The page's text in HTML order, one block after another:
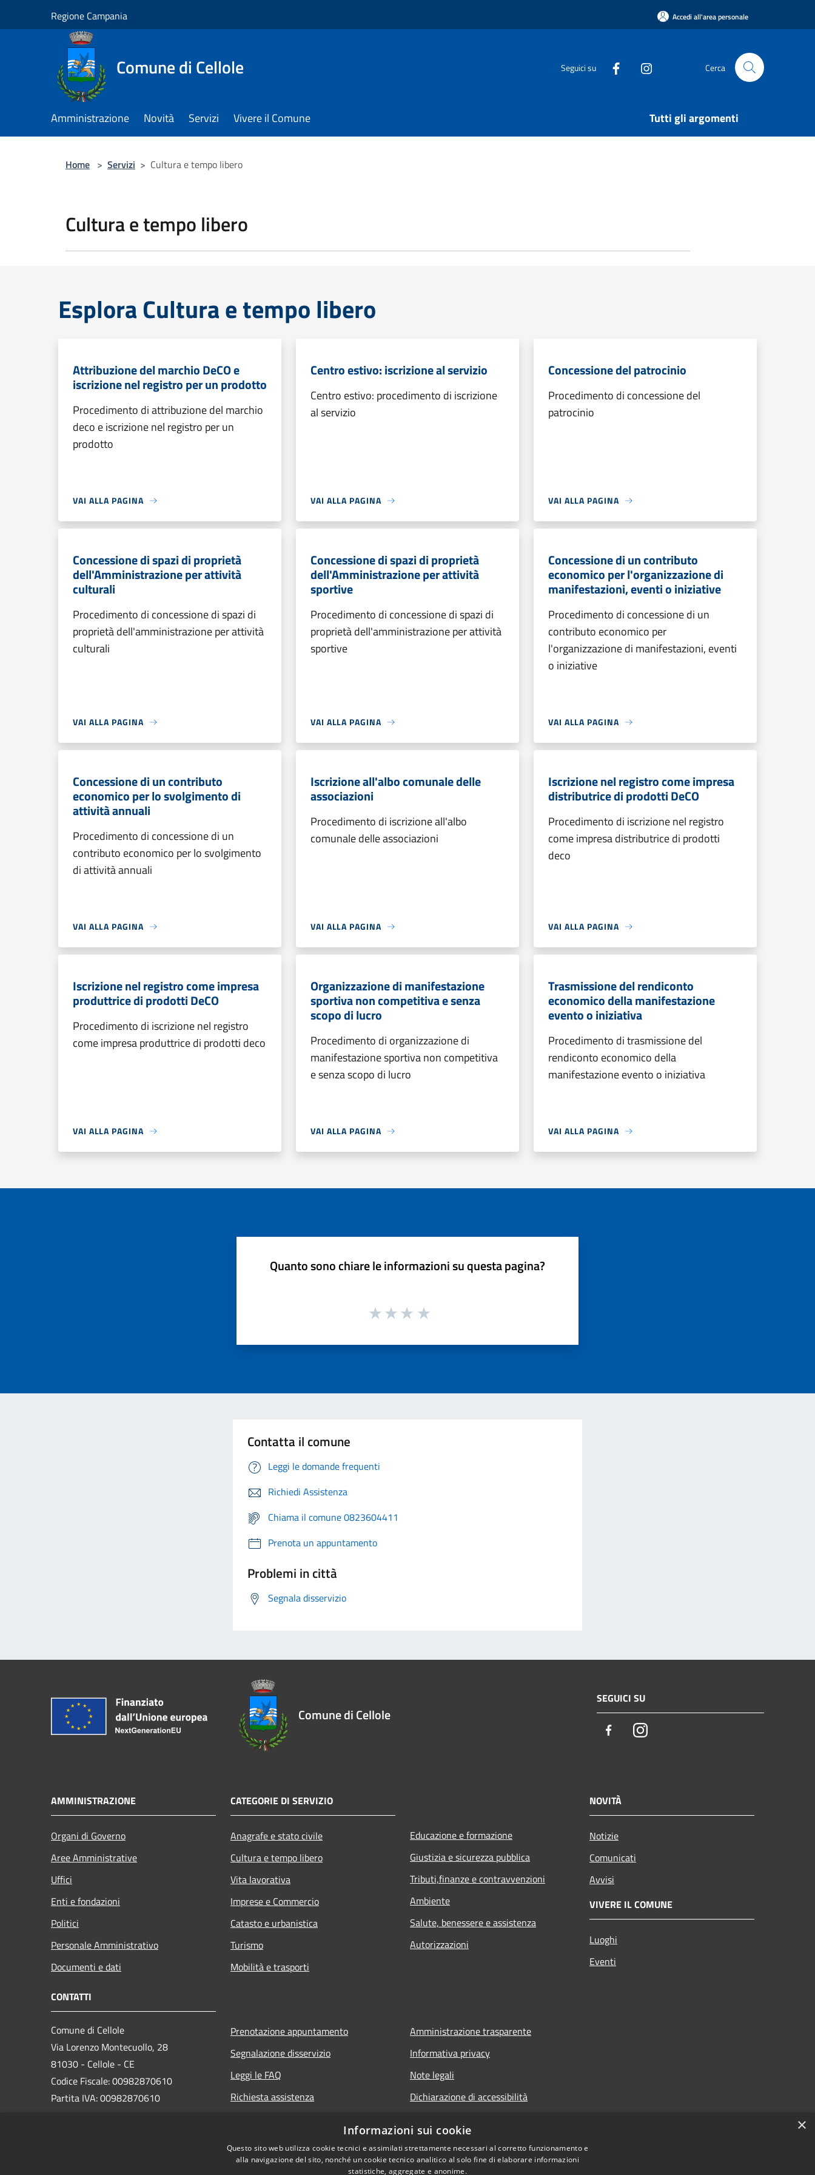
Regione Campania Accedi all'area personale
Comune di Cellole Seguici su Cerca
Amministrazione Novità Servizi Vivere il Comune Tutti gli argomenti
Home > Servizi > Cultura e tempo libero
Cultura e tempo libero
Esplora Cultura e tempo libero
Attribuzione del marchio DeCO e
iscrizione nel registro per un prodotto
Procedimento di attribuzione del marchio
deco e iscrizione nel registro per un
prodotto
VAI ALLA PAGINA
Centro estivo: iscrizione al servizio
Centro estivo: procedimento di iscrizione
al servizio
VAI ALLA PAGINA
Concessione del patrocinio
Procedimento di concessione del
patrocinio
VAI ALLA PAGINA
Concessione di spazi di proprietà
dell'Amministrazione per attività
culturali
Procedimento di concessione di spazi di
proprietà dell'amministrazione per attività
culturali
VAI ALLA PAGINA
Concessione di spazi di proprietà
dell'Amministrazione per attività
sportive
Procedimento di concessione di spazi di
proprietà dell'amministrazione per attività
sportive
VAI ALLA PAGINA
Concessione di un contributo
economico per l'organizzazione di
manifestazioni, eventi o iniziative
Procedimento di concessione di un
contributo economico per
l'organizzazione di manifestazioni, eventi
o iniziative
VAI ALLA PAGINA
Concessione di un contributo
economico per lo svolgimento di
attività annuali
Procedimento di concessione di un
contributo economico per lo svolgimento
di attività annuali
VAI ALLA PAGINA
Iscrizione all'albo comunale delle
associazioni
Procedimento di iscrizione all'albo
comunale delle associazioni
VAI ALLA PAGINA
Iscrizione nel registro come impresa
distributrice di prodotti DeCO
Procedimento di iscrizione nel registro
come impresa distributrice di prodotti
deco
VAI ALLA PAGINA
Iscrizione nel registro come impresa
produttrice di prodotti DeCO
Procedimento di iscrizione nel registro
come impresa produttrice di prodotti deco
VAI ALLA PAGINA
Organizzazione di manifestazione
sportiva non competitiva e senza
scopo di lucro
Procedimento di organizzazione di
manifestazione sportiva non competitiva
e senza scopo di lucro
VAI ALLA PAGINA
Trasmissione del rendiconto
economico della manifestazione
evento o iniziativa
Procedimento di trasmissione del
rendiconto economico della
manifestazione evento o iniziativa
VAI ALLA PAGINA
Quanto sono chiare le informazioni su questa pagina?
Contatta il comune
Leggi le domande frequenti
Richiedi Assistenza
Chiama il comune 0823604411
Prenota un appuntamento
Problemi in città
Segnala disservizio
Comune di Cellole
SEGUICI SU
FacebookInstagram
AMMINISTRAZIONE
Organi di Governo
Aree Amministrative
Uffici
Enti e fondazioni
Politici
Personale Amministrativo
Documenti e dati
CATEGORIE DI SERVIZIO
Anagrafe e stato civile
Cultura e tempo libero
Vita lavorativa
Imprese e Commercio
Catasto e urbanistica
Turismo
Mobilità e trasporti
Educazione e formazione
Giustizia e sicurezza pubblica
Tributi,finanze e contravvenzioni
Ambiente
Salute, benessere e assistenza
Autorizzazioni
NOVITÀ
Notizie
Comunicati
Avvisi
VIVERE IL COMUNE
Luoghi
Eventi
CONTATTI
Comune di Cellole
Via Lorenzo Montecuollo, 28
81030 - Cellole - CE
Codice Fiscale: 00982870610
Partita IVA: 00982870610
Prenotazione appuntamento
Segnalazione disservizio
Leggi le FAQ
Richiesta assistenza
Amministrazione trasparente
Informativa privacy
Note legali
Dichiarazione di accessibilità
×
Informazioni sui cookie
Questo sito web utilizza cookie tecnici e assimilati strettamente necessari al corretto funzionamento e
alla navigazione del sito, nonché un cookie tecnico analitico al solo fine di elaborare informazioni
statistiche, aggregate e anonime.